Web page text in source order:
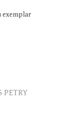
exemplar
PETRY